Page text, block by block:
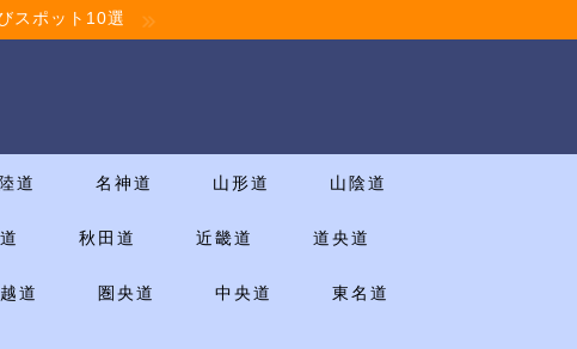
スポット10選
道 名神道 山形道 山陰道
秋田道 近畿道 道央道
道 圏央道 中央道 東名道